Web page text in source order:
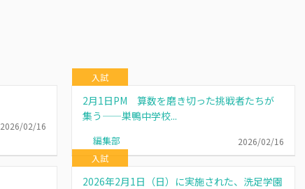
2026/02/16
入試
2月1日PM 算数を磨き切った挑戦者たちが
集う——巣鴨中学校...
編集部
2026/02/16
入試
2026年2月1日（日）に実施された、洗足学園